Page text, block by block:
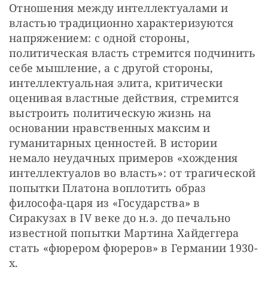
Отношения между интеллектуалами и
властью традиционно характеризуются
напряжением: с одной стороны,
политическая власть стремится подчинить
себе мышление, а с другой стороны,
интеллектуальная элита, критически
оценивая властные действия, стремится
выстроить политическую жизнь на
основании нравственных максим и
гуманитарных ценностей. В истории
немало неудачных примеров «хождения
интеллектуалов во власть»: от трагической
попытки Платона воплотить образ
философа-царя из «Государства» в
Сиракузах в IV веке до н.э. до печально
известной попытки Мартина Хайдеггера
стать «фюрером фюреров» в Германии 1930-
х.